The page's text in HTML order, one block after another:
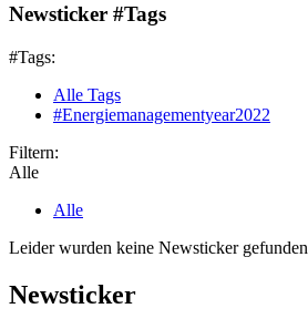
Newsticker #Tags
#Tags:
Alle Tags
#Energiemanagementyear2022
Filtern:
Alle
Alle
Leider wurden keine Newsticker gefunden
Newsticker